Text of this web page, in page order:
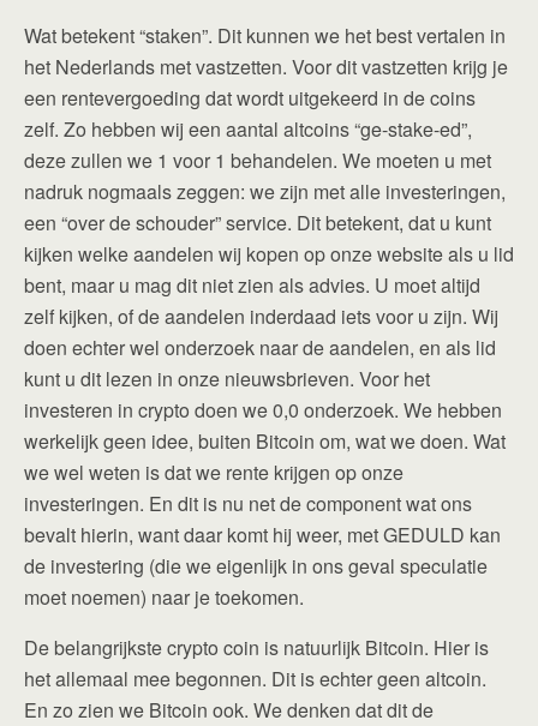
Wat betekent “staken”. Dit kunnen we het best vertalen in
het Nederlands met vastzetten. Voor dit vastzetten krijg je
een rentevergoeding dat wordt uitgekeerd in de coins
zelf. Zo hebben wij een aantal altcoins “ge-stake-ed”,
deze zullen we 1 voor 1 behandelen. We moeten u met
nadruk nogmaals zeggen: we zijn met alle investeringen,
een “over de schouder” service. Dit betekent, dat u kunt
kijken welke aandelen wij kopen op onze website als u lid
bent, maar u mag dit niet zien als advies. U moet altijd
zelf kijken, of de aandelen inderdaad iets voor u zijn. Wij
doen echter wel onderzoek naar de aandelen, en als lid
kunt u dit lezen in onze nieuwsbrieven. Voor het
investeren in crypto doen we 0,0 onderzoek. We hebben
werkelijk geen idee, buiten Bitcoin om, wat we doen. Wat
we wel weten is dat we rente krijgen op onze
investeringen. En dit is nu net de component wat ons
bevalt hierin, want daar komt hij weer, met GEDULD kan
de investering (die we eigenlijk in ons geval speculatie
moet noemen) naar je toekomen.
De belangrijkste crypto coin is natuurlijk Bitcoin. Hier is
het allemaal mee begonnen. Dit is echter geen altcoin.
En zo zien we Bitcoin ook. We denken dat dit de